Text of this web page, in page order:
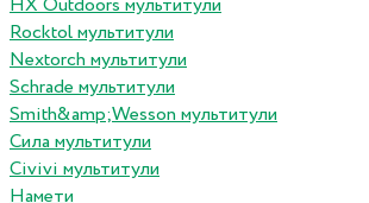
HX Outdoors мультитули
Rocktol мультитули
Nextorch мультитули
Schrade мультитули
Smith&amp;Wesson мультитули
Сила мультитули
Civivi мультитули
Намети